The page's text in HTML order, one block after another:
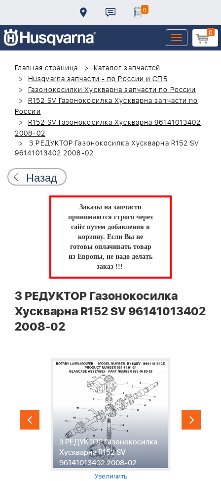
0
0
Toggle
navigation
Главная страница
Каталог запчастей
Husqvarna запчасти - по России и СПБ
Газонокосилки Хускварна запчасти по России
R152 SV Газонокосилка Хускварна запчасти по
России
R152 SV Газонокосилка Хускварна 96141013402
2008-02
3 РЕДУКТОР Газонокосилка Хускварна R152 SV
96141013402 2008-02
Назад
Заказы на запчасти
принимаются строго через
сайт путем добавления в
корзину. Если Вы не
готовы оплачивать товар
из Европы, не надо делать
заказ !!!
3 РЕДУКТОР Газонокосилка
Хускварна R152 SV 96141013402
2008-02
3 РЕДУКТОР Газонокосилка
Хускварна R152 SV
96141013402 2008-02
Увеличить